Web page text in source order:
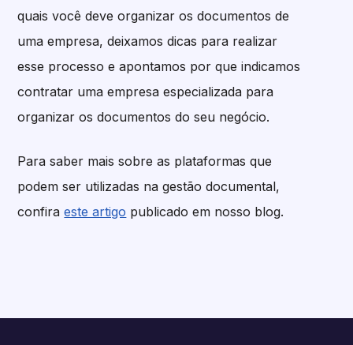
quais você deve organizar os documentos de
uma empresa, deixamos dicas para realizar
esse processo e apontamos por que indicamos
contratar uma empresa especializada para
organizar os documentos do seu negócio.
Para saber mais sobre as plataformas que
podem ser utilizadas na gestão documental,
confiraeste artigo publicado em nosso blog.